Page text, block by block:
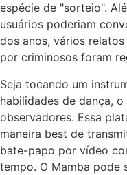
espécie de "sorteio".
usuários poderiam
dos anos, vários
por criminosos foram
Seja tocando um
habilidades de dança,
observadores. Essa
maneira best de
bate-papo por vídeo
tempo. O Mamba pode